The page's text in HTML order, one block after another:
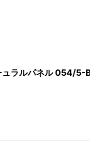
ュラルパネル 054/